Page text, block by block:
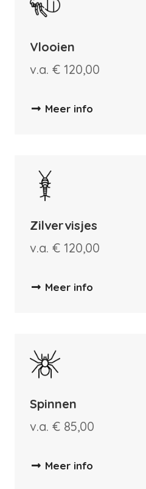
Vlooien
v.a. € 120,00
Meer info
Zilvervisjes
v.a. € 120,00
Meer info
Spinnen
v.a. € 85,00
Meer info